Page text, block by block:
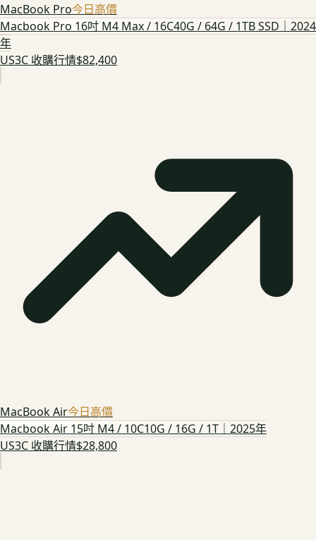
MacBook Pro今日高價
Macbook Pro 16吋 M4 Max / 16C40G / 64G / 1TB SSD｜2024
年
US3C 收購行情$82,400
MacBook Air今日高價
Macbook Air 15吋 M4 / 10C10G / 16G / 1T｜2025年
US3C 收購行情$28,800